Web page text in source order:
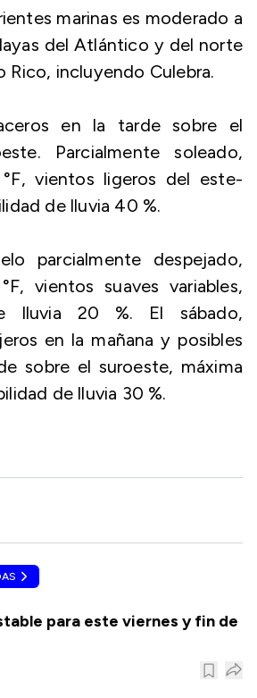
marinas es moderado a
del Atlántico y del norte
Rico, incluyendo Culebra.
en la tarde sobre el
Parcialmente soleado,
vientos ligeros del este-
de lluvia 40 %.
parcialmente despejado,
vientos suaves variables,
lluvia 20 %. El sábado,
en la mañana y posibles
sobre el suroeste, máxima
de lluvia 30 %.
para este viernes y fin de